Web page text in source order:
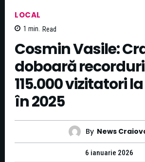
LOCAL
1 min. Read
Cosmin Vasile:
doboară
115.000 vizitatori
în 2025
By News
6 ianuarie 2026